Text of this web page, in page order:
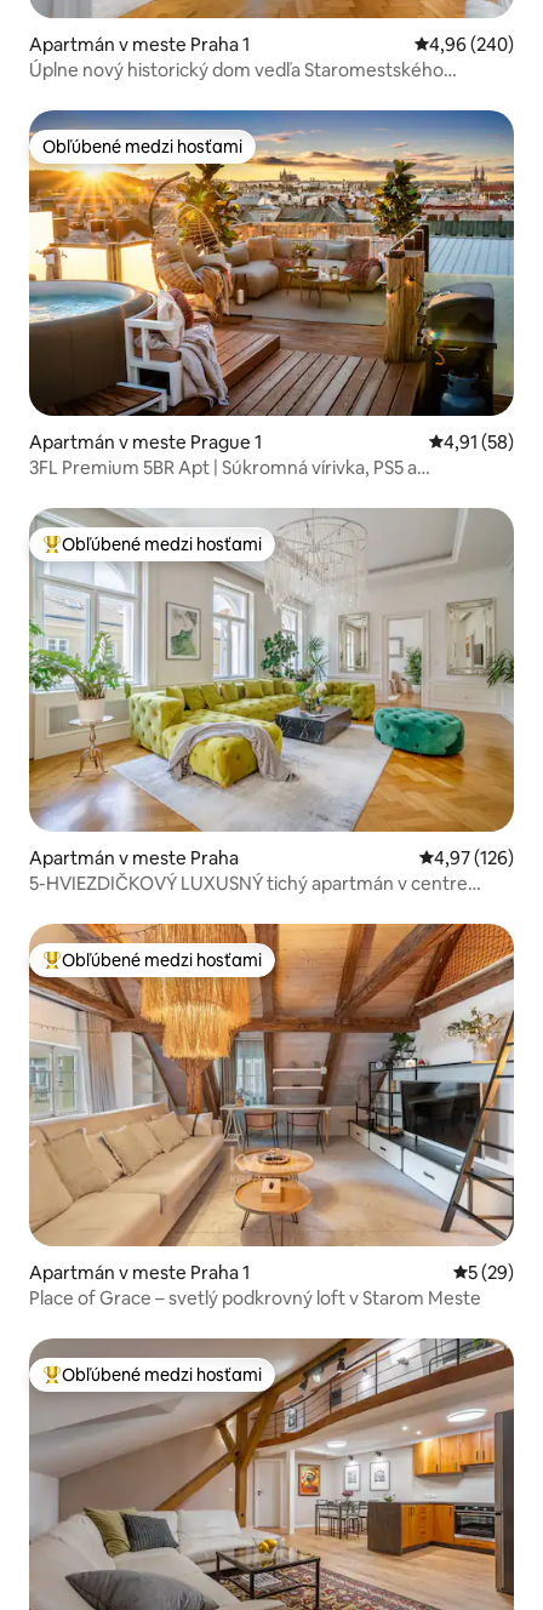
Apartmán v meste Praha 1 Priemerné
4,96 (240)
Úplne nový historický dom vedľa Staromestského
Obľúbené medzi hosťami
Obľúbené medzi hosťami
Apartmán v meste Prague 1 Priemerné
4,91 (58)
3FL Premium 5BR Apt | Súkromná vírivka, PS5 a
Najobľúbenejšie medzi hosťami
Obľúbené medzi hosťami
Apartmán v meste Praha Priemerné
4,97 (126)
5-HVIEZDIČKOVÝ LUXUSNÝ tichý apartmán v centre
Najobľúbenejšie medzi hosťami
Obľúbené medzi hosťami
Apartmán v meste Praha 1
5 (29)
Place of Grace – svetlý podkrovný loft v Starom Meste
Najobľúbenejšie medzi hosťami
Obľúbené medzi hosťami